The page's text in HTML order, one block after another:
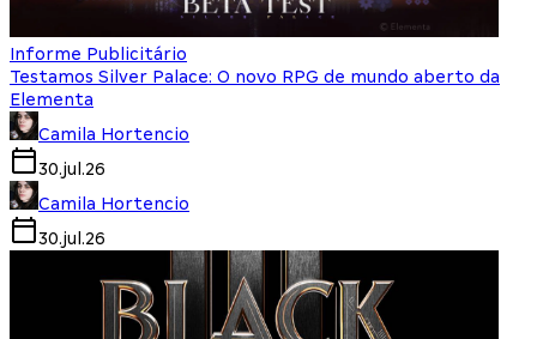
Informe Publicitário
Testamos Silver Palace: O novo RPG de mundo aberto da
Elementa
Camila Hortencio
30.jul.26
Camila Hortencio
30.jul.26